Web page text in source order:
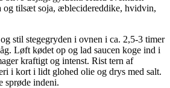
og tilsæt soja, æblecidereddike, hvidvin,
stil stegegryden i ovnen i ca. 2,5-3 timer
Løft kødet op og lad saucen koge ind i
kraftigt og intenst. Rist tern af
i kort i lidt glohed olie og drys med salt.
sprøde indeni.